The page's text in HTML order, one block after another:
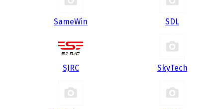
SameWin SDL
SJRC SkyTech